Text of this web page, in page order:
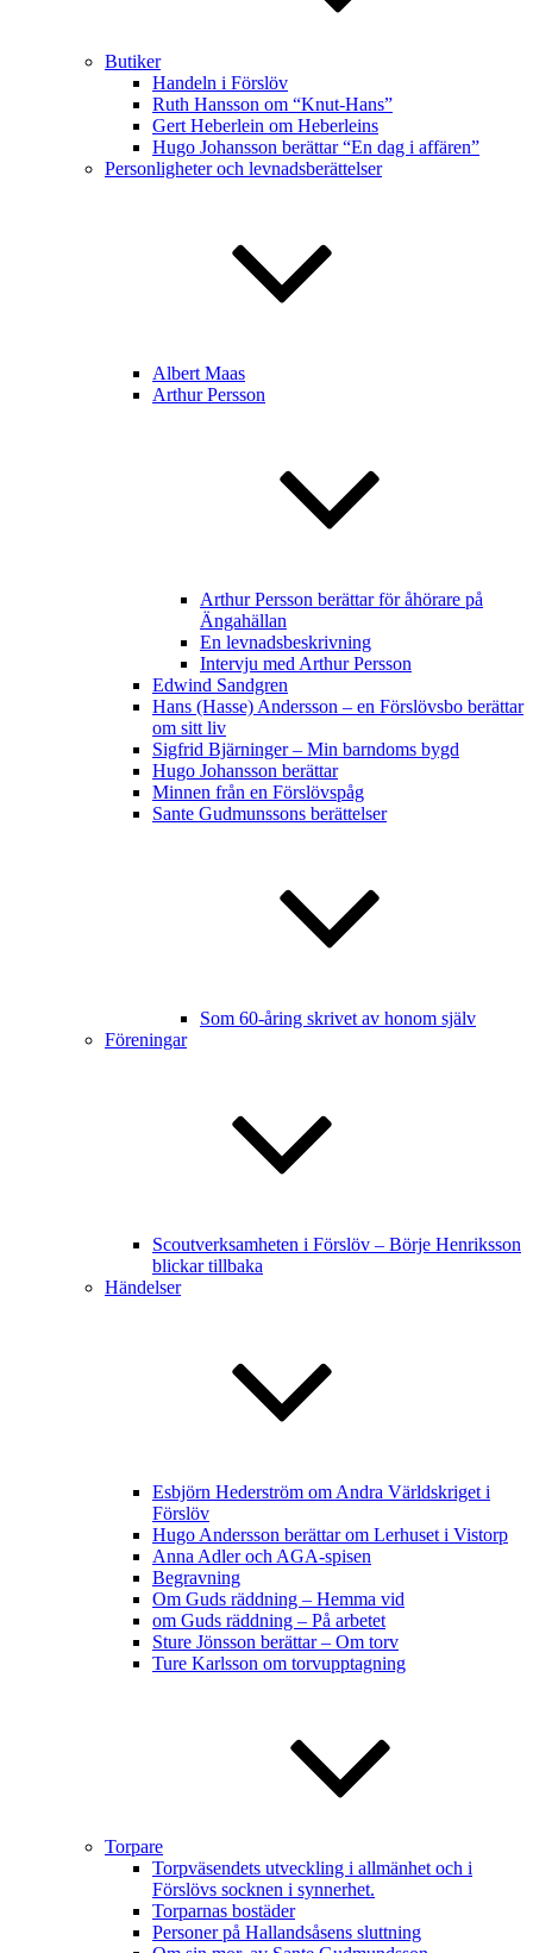
Butiker
Handeln i Förslöv
Ruth Hansson om “Knut-Hans”
Gert Heberlein om Heberleins
Hugo Johansson berättar “En dag i affären”
Personligheter och levnadsberättelser
Albert Maas
Arthur Persson
Arthur Persson berättar för åhörare på
Ängahällan
En levnadsbeskrivning
Intervju med Arthur Persson
Edwind Sandgren
Hans (Hasse) Andersson – en Förslövsbo berättar
om sitt liv
Sigfrid Bjärninger – Min barndoms bygd
Hugo Johansson berättar
Minnen från en Förslövspåg
Sante Gudmunssons berättelser
Som 60-åring skrivet av honom själv
Föreningar
Scoutverksamheten i Förslöv – Börje Henriksson
blickar tillbaka
Händelser
Esbjörn Hederström om Andra Världskriget i
Förslöv
Hugo Andersson berättar om Lerhuset i Vistorp
Anna Adler och AGA-spisen
Begravning
Om Guds räddning – Hemma vid
om Guds räddning – På arbetet
Sture Jönsson berättar – Om torv
Ture Karlsson om torvupptagning
Torpare
Torpväsendets utveckling i allmänhet och i
Förslövs socknen i synnerhet.
Torparnas bostäder
Personer på Hallandsåsens sluttning